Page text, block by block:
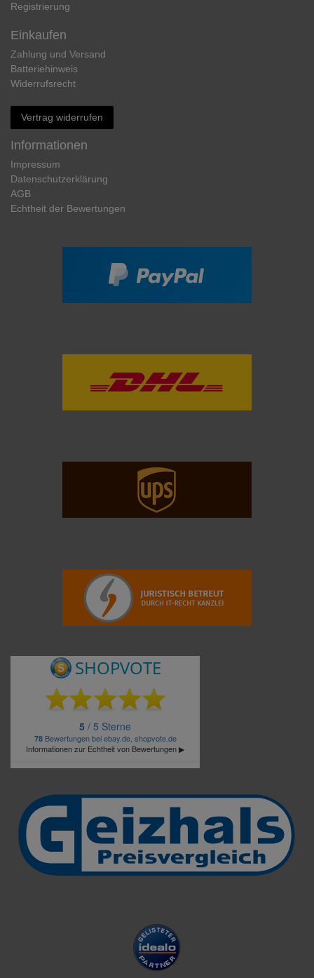
Registrierung
Einkaufen
Zahlung und Versand
Batteriehinweis
Widerrufs­recht
Vertrag widerrufen
Informationen
Impressum
Daten­schutz­erklärung
AGB
Echtheit der Bewertungen